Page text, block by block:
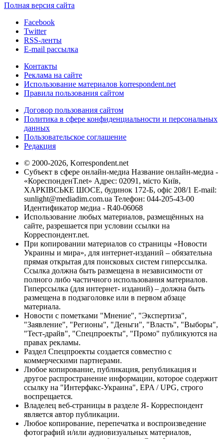
Полная версия сайта
Facebook
Twitter
RSS-ленты
E-mail рассылка
Контакты
Реклама на сайте
Использование материалов korrespondent.net
Правила пользования сайтом
Договор пользования сайтом
Политика в сфере конфиденциальности и персональных
данных
Пользовательское соглашение
Редакция
© 2000-2026, Korrespondent.net
Субъект в сфере онлайн-медиа Название онлайн-медиа -
«КореспонденТ.net» Адрес: 02091, місто Київ,
ХАРКІВСЬКЕ ШОСЕ, будинок 172-Б, офіс 208/1 E-mail:
sunlight@mediadim.com.ua Телефон: 044-205-43-00
Идентификатор медиа - R40-06068
Использование любых материалов, размещённых на
сайте, разрешается при условии ссылки на
Корреспондент.net.
При копировании материалов со страницы «Новости
Украины и мира», для интернет-изданий – обязательна
прямая открытая для поисковых систем гиперссылка.
Ссылка должна быть размещена в независимости от
полного либо частичного использования материалов.
Гиперссылка (для интернет- изданий) – должна быть
размещена в подзаголовке или в первом абзаце
материала.
Новости с пометками "Мнение", "Экспертиза",
"Заявление", "Регионы", "Деньги", "Власть", "Выборы",
"Тест-драйв", "Спецпроекты", "Промо" публикуются на
правах рекламы.
Раздел Спецпроекты создается совместно с
коммерческими партнерами.
Любое копирование, публикация, републикация и
другое распространение информации, которое содержит
ссылку на "Интерфакс-Украина", EPA / UPG, строго
воспрещается.
Владелец веб-страницы в разделе Я- Корреспондент
является автор публикации.
Любое копирование, перепечатка и воспроизведение
фотографий и/или аудиовизуальных материалов,